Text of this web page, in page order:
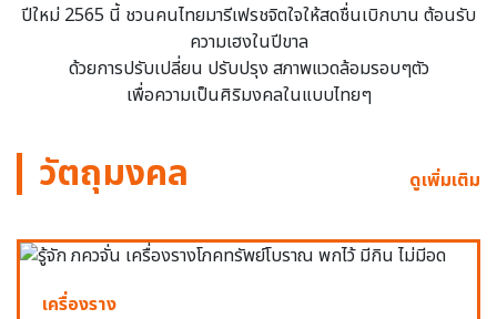
ปีใหม่ 2565 นี้ ชวนคนไทยมารีเฟรชจิตใจให้สดชื่นเบิกบาน ต้อนรับ
ความเฮงในปีขาล
ด้วยการปรับเปลี่ยน ปรับปรุง สภาพแวดล้อมรอบๆตัว
เพื่อความเป็นศิริมงคลในแบบไทยๆ
วัตถุมงคล ดูเพิ่มเติม
เครื่องราง